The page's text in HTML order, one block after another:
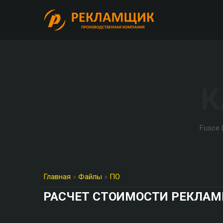
Fusce
Главная » Файлы » ПО
РАСЧЕТ СТОИМОСТИ